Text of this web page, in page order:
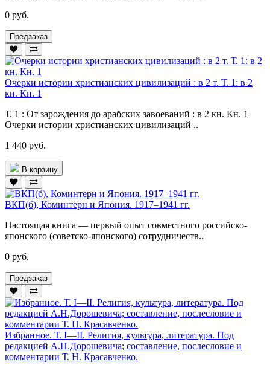
0 руб.
Предзаказ
Очерки истории христианских цивилизаций : в 2 т. Т. 1: в 2
кн. Кн. 1
Т. 1 : От зарождения до арабских завоеваний : в 2 кн. Кн. 1
Очерки истории христианских цивилизаций ..
1 440 руб.
В корзину
ВКП(б), Коминтерн и Япония. 1917–1941 гг.
Настоящая книга — первый опыт совместного российско-
японского (советско-японского) сотрудничеств..
0 руб.
Предзаказ
Избранное. Т. I—II. Религия, культура, литература. Под
редакцией А.Н.Дорошевича; составление, послесловие и
комментарии Т. Н. Красавченко.